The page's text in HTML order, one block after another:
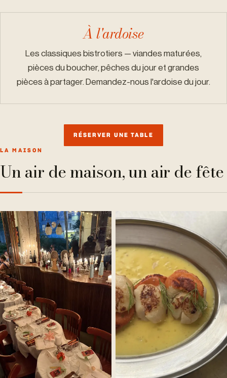
À l'ardoise
Les classiques bistrotiers — viandes maturées,
pièces du boucher, pêches du jour et grandes
pièces à partager. Demandez-nous l'ardoise du jour.
RÉSERVER UNE TABLE
LA MAISON
Un air de maison, un air de fête